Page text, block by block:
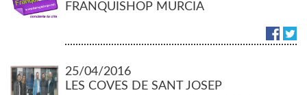
FRANQUISHOP MURCIA
25/04/2016
LES COVES DE SANT JOSEP